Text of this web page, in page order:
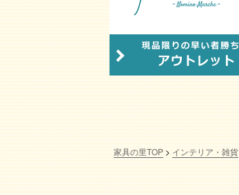
家具の里TOP インテリア・雑貨